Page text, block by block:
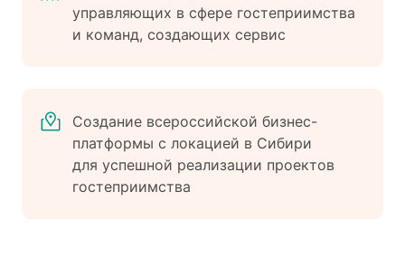
управляющих в сфере гостеприимства
и команд, создающих сервис
Создание всероссийской бизнес-
платформы с локацией в Сибири
для успешной реализации проектов
гостеприимства